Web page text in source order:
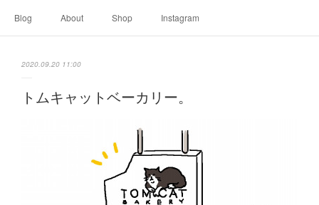
Blog About Shop Instagram
2020.09.20 11:00
トムキャットベーカリー。